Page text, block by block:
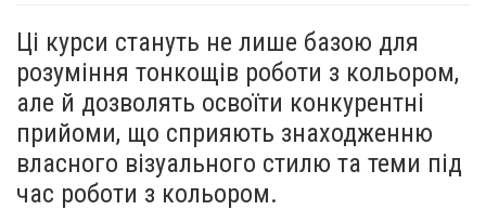
Ці курси стануть не лише базою для
розуміння тонкощів роботи з кольором,
але й дозволять освоїти конкурентні
прийоми, що сприяють знаходженню
власного візуального стилю та теми під
час роботи з кольором.